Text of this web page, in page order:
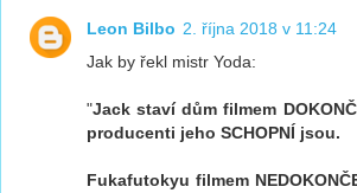
Leon Bilbo 2. října 2018 v 11:24
Jak by řekl mistr Yoda:
"Jack staví dům filmem
producenti jeho SCHOPNÍ jsou.
Fukafutokyu filmem